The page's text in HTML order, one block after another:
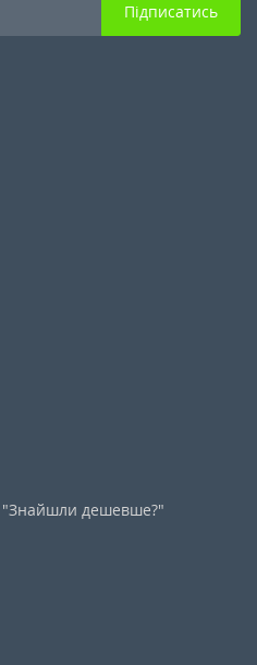
Підписатись
"Знайшли дешевше?"